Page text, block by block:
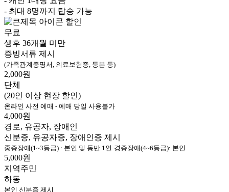
- 최대 8명까지 탑승 가능
할인
무료
생후 36개월 미만
증빙서류 제시
(가족관계증명서, 의료보험증, 등본 등)
2,000원
단체
(20인 이상 현장 할인)
온라인 사전 예매 - 예매 당일 사용불가
4,000원
경로, 유공자, 장애인
신분증, 유공자증, 장애인증 제시
중증장애(1~3등급) : 본인 및 동반 1인 경증장애(4~6등급): 본인
5,000원
지역주민
하동
본인 신분증 제시